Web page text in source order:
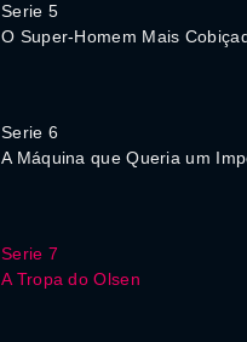
Serie 5
O Super-Homem Mais
Serie 6
A Máquina que Queria um
Serie 7
A Tropa do Olsen